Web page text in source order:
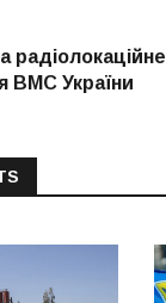
радіолокаційне
ВМС України